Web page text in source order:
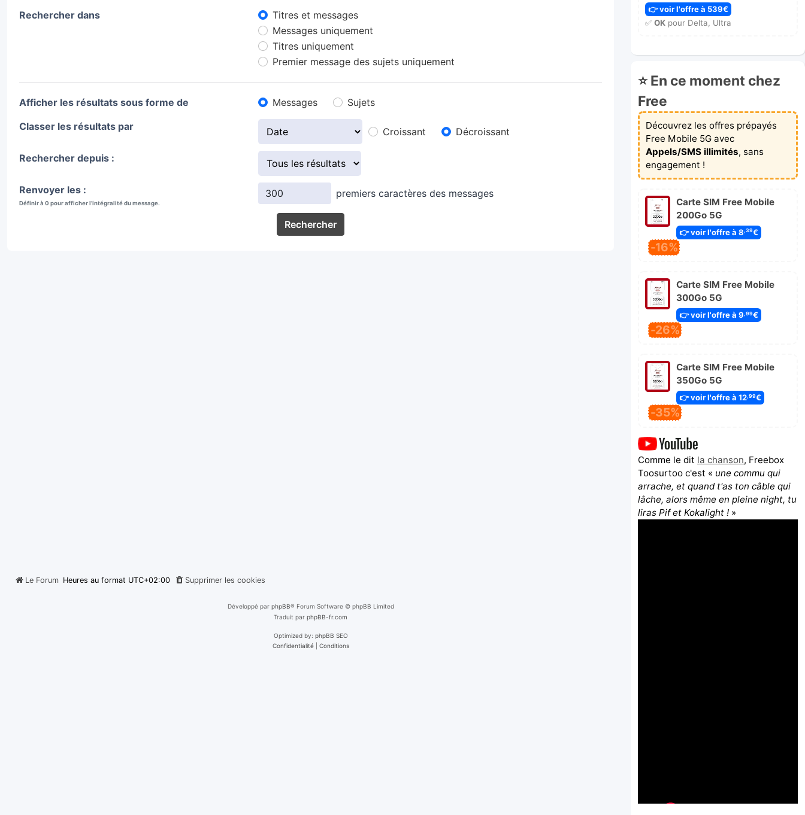
Rechercher dans
Titres et messages
Messages uniquement
Titres uniquement
Premier message des sujets uniquement
Afficher les résultats sous forme de Messages
Sujets
Classer les résultats par
Croissant Décroissant
Rechercher depuis :
Renvoyer les :
Définir à 0 pour afficher l’intégralité du message.
premiers caractères des messages
Le Forum Heures au format UTC+02:00 Supprimer les cookies
Développé par phpBB® Forum Software © phpBB Limited
Traduit par phpBB-fr.com
Optimized by: phpBB SEO
Confidentialité| Conditions
👉 voir l'offre à 539€
✅ OKpour Delta, Ultra
⭐ En ce moment chez
Free
Découvrez les offres prépayés
Free Mobile 5G avec
Appels/SMS illimités, sans
engagement !
Carte SIM Free Mobile
200Go 5G
👉 voir l'offre à 8,39€
-16%
Carte SIM Free Mobile
300Go 5G
👉 voir l'offre à 9 ,99€
-26%
Carte SIM Free Mobile
350Go 5G
👉 voir l'offre à 12,99€
-35%
Comme le dit la chanson, Freebox
Toosurtoo c'est « une commu qui
arrache, et quand t'as ton câble qui
lâche, alors même en pleine night, tu
liras Pif et Kokalight ! »